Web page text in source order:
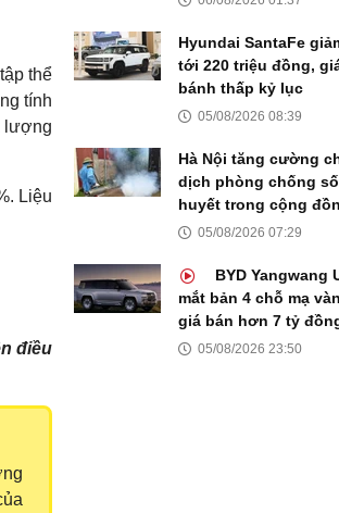
thể
tính
lượng
Liệu
điều
Hyundai SantaFe
tới 220 triệu đồng,
bánh thấp kỷ lục
05/08/2026 08:39
Hà Nội tăng cường
dịch phòng chống
huyết trong cộng
05/08/2026 07:29
BYD Yangwang
mắt bản 4 chỗ mạ
giá bán hơn 7 tỷ
05/08/2026 23:50